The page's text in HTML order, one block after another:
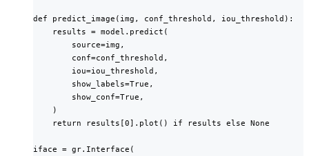
def predict_image(img, conf_threshold, iou_threshold):
    results = model.predict(
        source=img,
        conf=conf_threshold,
        iou=iou_threshold,
        show_labels=True,
        show_conf=True,
    )
    return results[0].plot() if results else None
iface = gr.Interface(